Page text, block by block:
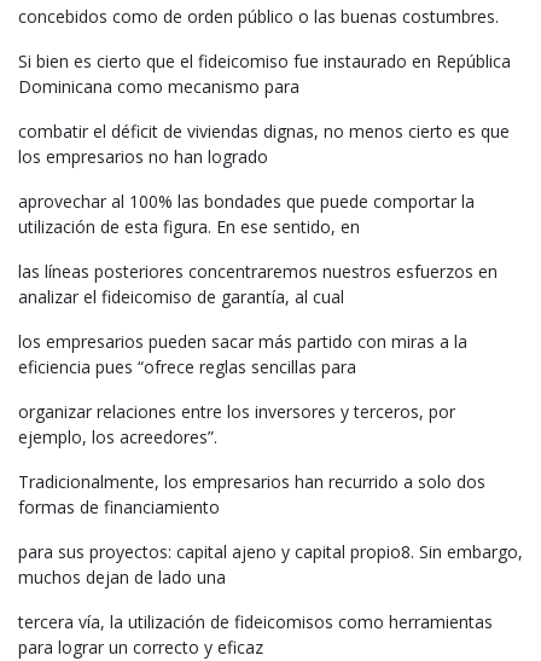
concebidos como de orden público o las buenas costumbres.
Si bien es cierto que el fideicomiso fue instaurado en República
Dominicana como mecanismo para
combatir el déficit de viviendas dignas, no menos cierto es que
los empresarios no han logrado
aprovechar al 100% las bondades que puede comportar la
utilización de esta figura. En ese sentido, en
las líneas posteriores concentraremos nuestros esfuerzos en
analizar el fideicomiso de garantía, al cual
los empresarios pueden sacar más partido con miras a la
eficiencia pues “ofrece reglas sencillas para
organizar relaciones entre los inversores y terceros, por
ejemplo, los acreedores”.
Tradicionalmente, los empresarios han recurrido a solo dos
formas de financiamiento
para sus proyectos: capital ajeno y capital propio8. Sin embargo,
muchos dejan de lado una
tercera vía, la utilización de fideicomisos como herramientas
para lograr un correcto y eficaz